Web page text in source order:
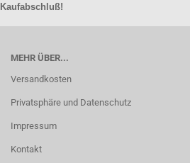
Kaufabschluß!
MEHR ÜBER...
Versandkosten
Privatsphäre und Datenschutz
Impressum
Kontakt